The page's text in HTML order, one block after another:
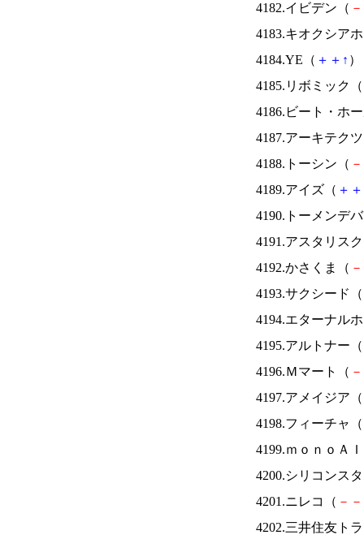
4182.イビデン（ －
4183.キオクシア
4184.YE（ ＋ ＋ ↑ ）
4185.リボミック（
4186.ビート・ホ
4187.アーキテク
4188.トーシン（ －
4189.アイズ（ ＋ ＋
4190.トーメンデ
4191.アスタリス
4192.かさくま（ －
4193.サクシード（
4194.エターナル
4195.アルトナー（
4196.Ｍマート（ －
4197.アメイジア（
4198.フィーチャ（
4199.ｍｏｎｏＡ
4200.シリコンス
4201.ニレコ（ － －
4202.三井住友ト